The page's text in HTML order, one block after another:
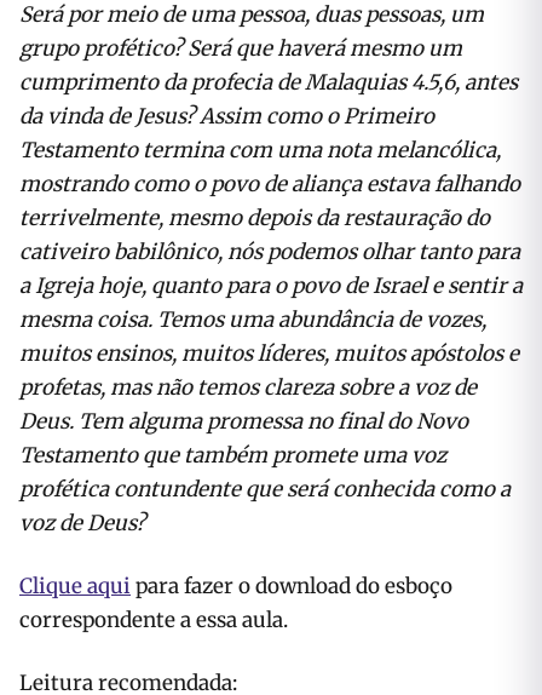
Será por meio de uma pessoa, duas pessoas, um
grupo profético? Será que haverá mesmo um
cumprimento da profecia de Malaquias 4.5,6, antes
da vinda de Jesus? Assim como o Primeiro
Testamento termina com uma nota melancólica,
mostrando como o povo de aliança estava falhando
terrivelmente, mesmo depois da restauração do
cativeiro babilônico, nós podemos olhar tanto para
a Igreja hoje, quanto para o povo de Israel e sentir a
mesma coisa. Temos uma abundância de vozes,
muitos ensinos, muitos líderes, muitos apóstolos e
profetas, mas não temos clareza sobre a voz de
Deus. Tem alguma promessa no final do Novo
Testamento que também promete uma voz
profética contundente que será conhecida como a
voz de Deus?
Clique aqui para fazer o download do esboço
correspondente a essa aula.
Leitura recomendada: